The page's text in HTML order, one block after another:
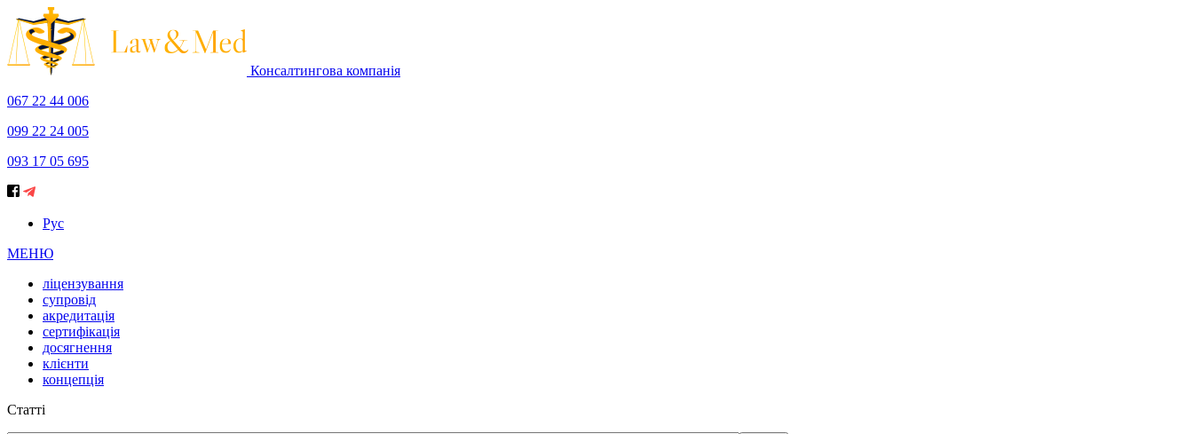
Консалтингова компанія
067 22 44 006
099 22 24 005
093 17 05 695
Рус
МЕНЮ
ліцензування
супровід
акредитація
сертифікація
досягнення
клієнти
концепція
Статті